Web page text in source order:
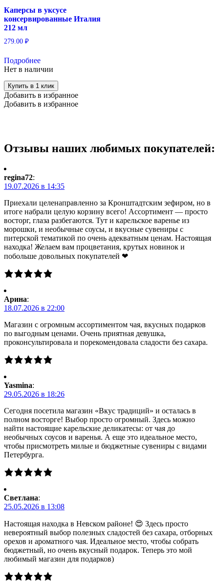
Каперсы в уксусе
консервированные Италия
212 мл
279.00 ₽
Подробнее
Нет в наличии
Купить в 1 клик
Добавить в избранное
Добавить в избранное
Отзывы наших любимых покупателей:
regina72:
19.07.2026 в 14:35
Приехали целенаправленно за Кронштадтским зефиром, но в
итоге набрали целую корзину всего! Ассортимент — просто
восторг, глаза разбегаются. Тут и карельское варенье из
морошки, и необычные соусы, и вкусные сувениры с
питерской тематикой по очень адекватным ценам. Настоящая
находка! Желаем вам процветания, крутых новинок и
побольше довольных покупателей ❤
Арина:
18.07.2026 в 22:00
Магазин с огромным ассортиментом чая, вкусных подарков
по выгодным ценами. Очень приятная девушка,
проконсультировала и порекомендовала сладости без сахара.
Yasmina:
29.05.2026 в 18:26
Сегодня посетила магазин «Вкус традиций» и осталась в
полном восторге! Выбор просто огромный. Здесь можно
найти настоящие карельские деликатесы: от чая до
необычных соусов и варенья. А еще это идеальное место,
чтобы присмотреть милые и бюджетные сувениры с видами
Петербурга.
Светлана:
25.05.2026 в 13:08
Настоящая находка в Невском районе! 😍 Здесь просто
невероятный выбор полезных сладостей без сахара, отборных
орехов и ароматного чая. Идеальное место, чтобы собрать
бюджетный, но очень вкусный подарок. Теперь это мой
любимый магазин для подарков)